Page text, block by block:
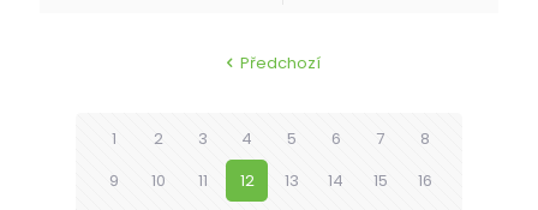
Předchozí
1 2 3 4 5 6 7
8
9
10 11 12 13 14 15
16